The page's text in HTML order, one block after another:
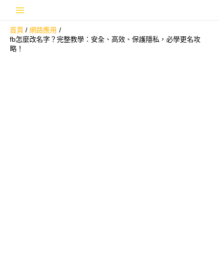
Menu
首頁
網路應用
fb怎麼改名字？完整教學：安全、高效、保護隱私，必學更名攻
略！